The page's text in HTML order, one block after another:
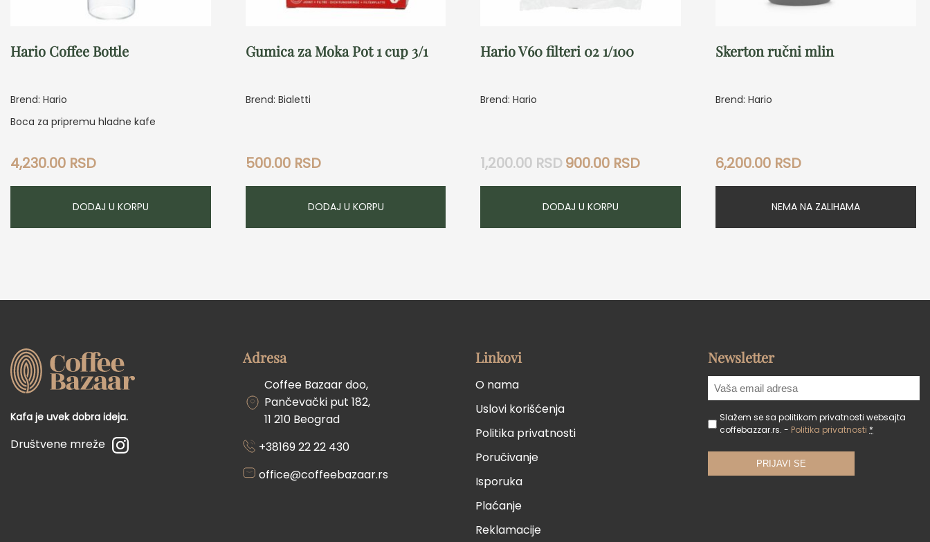
Hario Coffee Bottle
Brend: Hario
Boca za pripremu hladne kafe
4,230.00 RSD
DODAJ U KORPU
Gumica za Moka Pot 1 cup 3/1
Brend: Bialetti
500.00 RSD
DODAJ U KORPU
Hario V60 filteri 02 1/100
Brend: Hario
1,200.00 RSD Originalna
cena
1,200.00 RSD.
900.00 RSDcena
DODAJ U KORPU
Skerton ručni mlin
Brend: Hario
6,200.00 RSD
NEMA NA ZALIHAMA
Kafa je uvek dobra ideja.
Društvene mreže
Adresa
Coffee Bazaar doo,
Pančevački put 182,
11 210 Beograd
+38169 22 22 430
office@coffeebazaar.rs
Linkovi
O nama
Uslovi korišćenja
Politika privatnosti
Poručivanje
Isporuka
Plaćanje
Reklamacije
Newsletter
Slažem se sa politikom privatnosti websajta
coffebazzar.rs. - Politika privatnosti *